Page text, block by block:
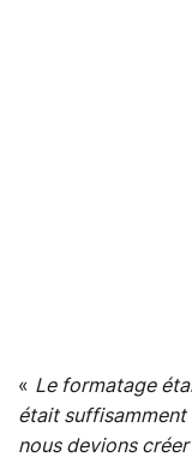
« Le formatage
était
nous devions